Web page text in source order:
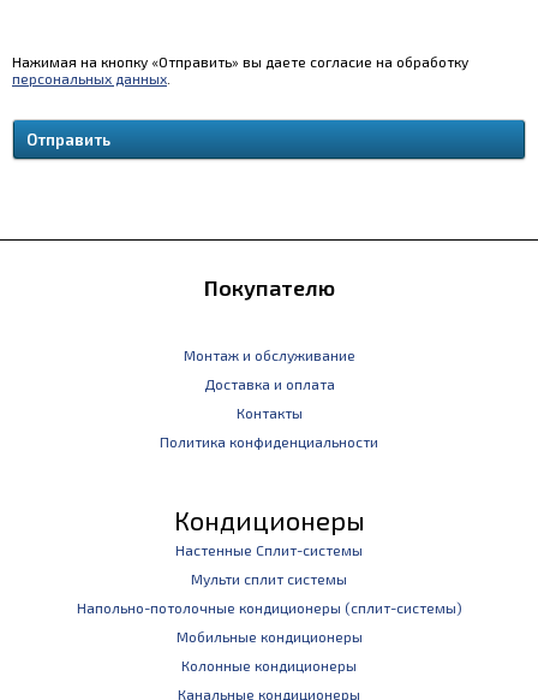
Нажимая на кнопку «Отправить» вы даете согласие на обработку
персональных данных
Покупателю
Монтаж и обслуживание
Доставка и оплата
Контакты
Политика конфиденциальности
Кондиционеры
Настенные Сплит-системы
Мульти сплит системы
Напольно-потолочные кондиционеры (сплит-системы)
Мобильные кондиционеры
Колонные кондиционеры
Канальные кондиционеры